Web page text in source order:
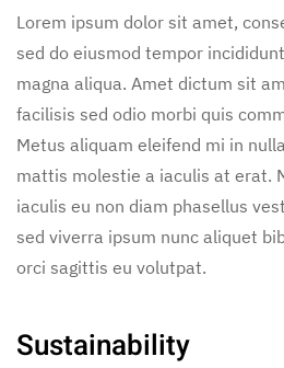
Lorem ipsum dolor sit amet,
sed do eiusmod tempor
magna aliqua. Amet dictum sit
facilisis sed odio morbi quis
Metus aliquam eleifend mi in
mattis molestie a iaculis at erat.
iaculis eu non diam phasellus
sed viverra ipsum nunc aliquet
orci sagittis eu volutpat.
Sustainability